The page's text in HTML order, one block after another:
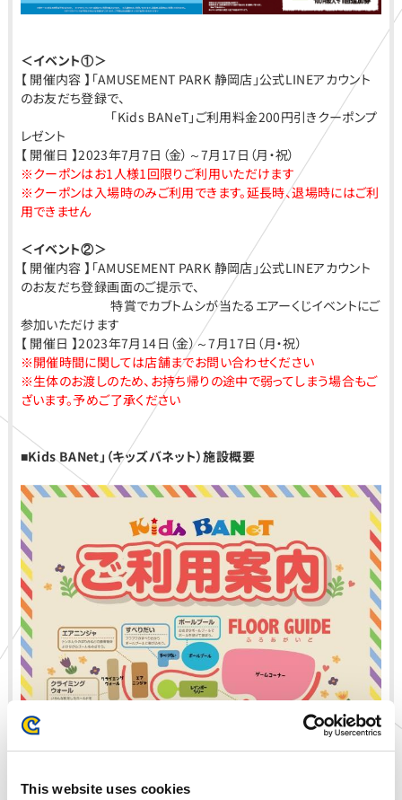
This website uses cookies
＜イベント①＞
【 開催内容 】「AMUSEMENT PARK 静岡店」公式LINEアカウント
のお友だち登録で、
「Kids BANeT」ご利用料金200円引きクーポンプ
レゼント
【 開催日 】2023年7月7日（金）～7月17日（月・祝）
※クーポンはお1人様1回限りご利用いただけます
※クーポンは入場時のみご利用できます。延長時、退場時にはご利
用できません
＜イベント②＞
【 開催内容 】「AMUSEMENT PARK 静岡店」公式LINEアカウント
のお友だち登録画面のご提示で、
特賞でカブトムシが当たるエアーくじイベントにご
参加いただけます
【 開催日 】2023年7月14日（金）～7月17日（月・祝）
※開催時間に関しては店舗までお問い合わせください
※生体のお渡しのため、お持ち帰りの途中で弱ってしまう場合もご
ざいます。予めご了承ください
■Kids BANet」（キッズバネット）施設概要